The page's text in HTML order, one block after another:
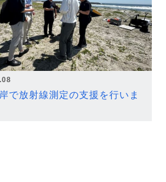
で放射線測定の支援を行いま